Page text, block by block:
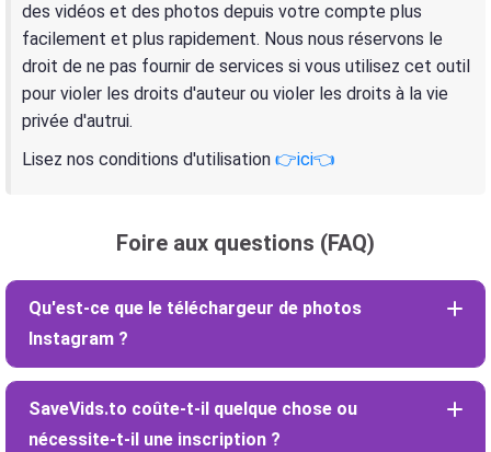
des vidéos et des photos depuis votre compte plus
facilement et plus rapidement. Nous nous réservons le
droit de ne pas fournir de services si vous utilisez cet outil
pour violer les droits d'auteur ou violer les droits à la vie
privée d'autrui.
Lisez nos conditions d'utilisation 👉ici👈
Foire aux questions (FAQ)
Qu'est-ce que le téléchargeur de photos
Instagram ?
SaveVids.to coûte-t-il quelque chose ou
nécessite-t-il une inscription ?